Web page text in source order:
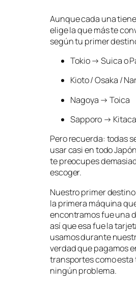
Aunque cada una
elige la que más te
según tu primer
Tokio → Suica o
Kioto / Osaka /
Nagoya → Toica
Sapporo → Kitaca
Pero recuerda: todas
usar casi en todo
te preocupes
escoger.
Nuestro primer
la primera máquina
encontramos fue una
así que esa fue la
usamos durante
verdad que pagamos
transportes como esta
ningún problema.